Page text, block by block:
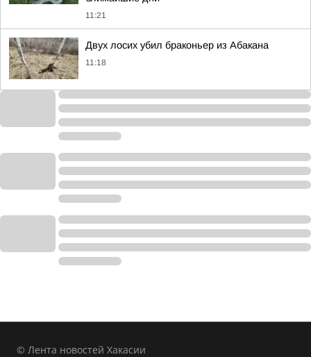
11:21
Двух лосих убил браконьер из Абакана
11:18
© Лента новостей Хакасии